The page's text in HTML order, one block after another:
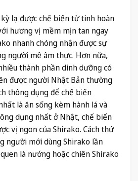
lạ được chế biến từ tinh hoàn
hương vị mềm mịn tan ngay
nhanh chóng nhận được sự
người mê âm thực. Hơn nữa,
thành phần dinh dưỡng có
được người Nhật Bản thường
thông dụng để chế biến
là ăn sống kèm hành lá và
dụng nhất ở Nhật, chế biến
vị ngon của Shirako. Cách thứ
người mới dùng Shirako lần
là nướng hoặc chiên Shirako